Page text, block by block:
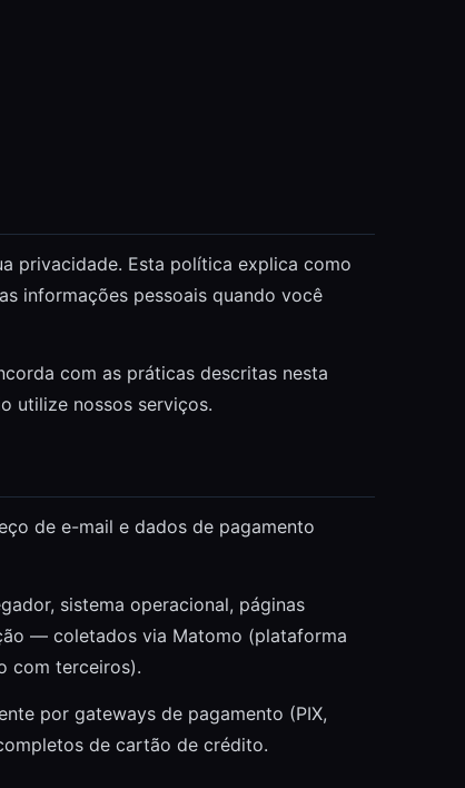
privacidade. Esta política explica como
informações pessoais quando você
com as práticas descritas nesta
utilize nossos serviços.
de e-mail e dados de pagamento
sistema operacional, páginas
— coletados via Matomo (plataforma
com terceiros).
por gateways de pagamento (PIX,
de cartão de crédito.